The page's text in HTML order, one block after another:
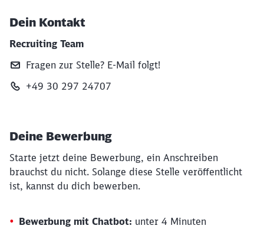
Dein Kontakt
Recruiting Team
Fragen zur Stelle? E‑Mail folgt!
+49 30 297 24707
Deine Bewerbung
Starte jetzt deine Bewerbung, ein Anschreiben
brauchst du nicht. Solange diese Stelle veröffentlicht
ist, kannst du dich bewerben.
Bewerbung mit Chatbot: unter 4 Minuten